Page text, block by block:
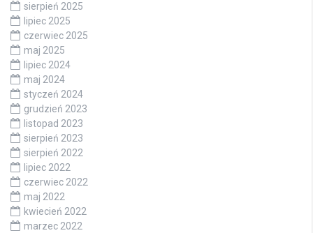
sierpień 2025
lipiec 2025
czerwiec 2025
maj 2025
lipiec 2024
maj 2024
styczeń 2024
grudzień 2023
listopad 2023
sierpień 2023
sierpień 2022
lipiec 2022
czerwiec 2022
maj 2022
kwiecień 2022
marzec 2022